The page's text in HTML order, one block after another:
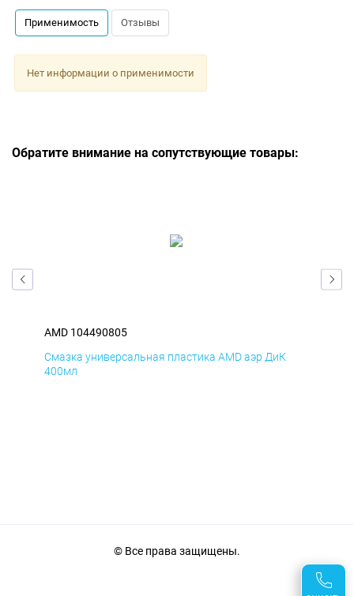
Применимость Отзывы
Нет информации о применимости
Обратите внимание на сопутствующие товары:
AMD 104490805
Смазка универсальная пластика AMD аэр ДиК
400мл
© Все права защищены.